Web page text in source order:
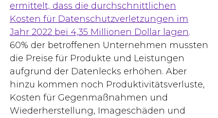
ermittelt, dass die durchschnittlichen
Kosten für Datenschutzverletzungen im
Jahr 2022 bei 4,35 Millionen Dollar lagen.
60% der betroffenen Unternehmen mussten
die Preise für Produkte und Leistungen
aufgrund der Datenlecks erhöhen. Aber
hinzu kommen noch Produktivitätsverluste,
Kosten für Gegenmaßnahmen und
Wiederherstellung, Imageschäden und